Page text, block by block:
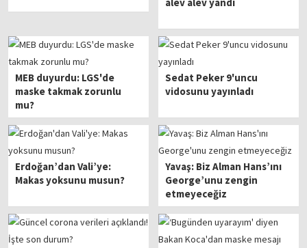
MEB duyurdu: LGS'de
maske takmak zorunlu
mu?
Sedat Peker 9'uncu
vidosunu yayınladı
Erdoğan’dan Vali’ye:
Makas yoksunu musun?
Yavaş: Biz Alman Hans’ını
George’unu zengin
etmeyeceğiz